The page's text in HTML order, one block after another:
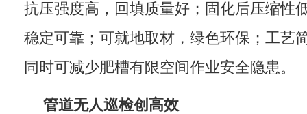
抗压强度高，回填质量好；固化后压缩性
稳定可靠；可就地取材，绿色环保；工艺
同时可减少肥槽有限空间作业安全隐患。
管道无人巡检创高效